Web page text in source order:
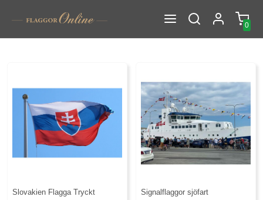
0
Slovakien Flagga Tryckt Signalflaggor sjöfart